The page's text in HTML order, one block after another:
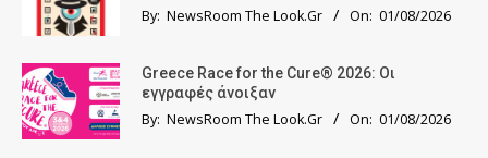
By: NewsRoom The Look.Gr On: 01/08/2026
Greece Race for the Cure® 2026: Οι
εγγραφές άνοιξαν
By: NewsRoom The Look.Gr On: 01/08/2026